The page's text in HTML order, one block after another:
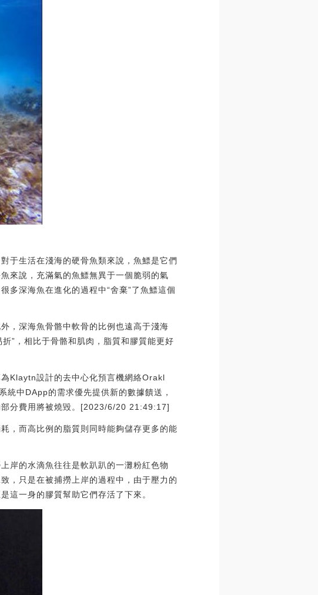
于生活在淺海的硬骨魚類來說，魚鰾是它們
來說，充滿氣的魚鰾無異于一個脆弱的氣
多深海魚在進化的過程中“舍棄”了魚鰾這個
，深海魚骨骼中軟骨的比例也遠高于淺海
”，相比于骨骼和肌肉，脂質和膠質能更好
Klaytn設計的去中心化預言機網絡Orakl
中DApp的需求優先提供新的數據饋送，
分費用將被燒毀。[2023/6/20 21:49:17]
，而高比例的脂質則同時能夠儲存更多的能
岸的水滴魚往往是軟趴趴的一灘粉紅色物
，只是在被捕撈上岸的過程中，由于壓力的
這一身的膠質幫助它們存活了下來。